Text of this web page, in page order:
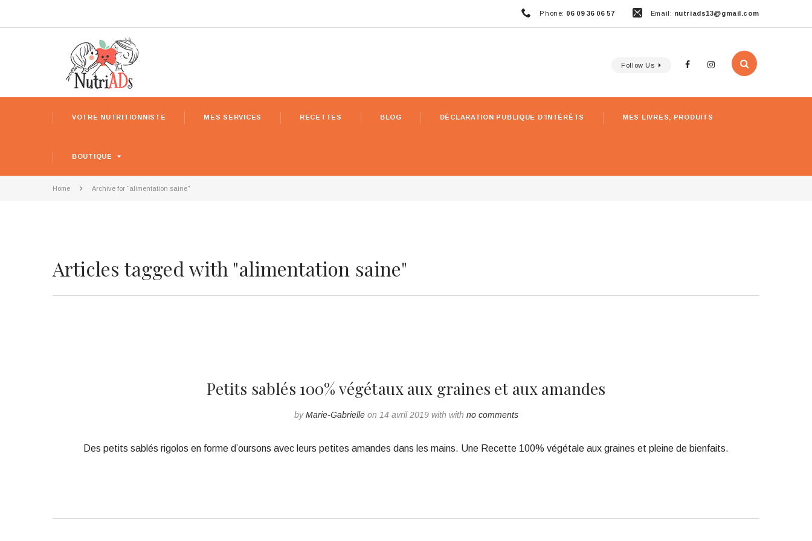
Phone: 06 09 36 06 57 Email: nutriads13@gmail.com
Follow Us
VOTRE NUTRITIONNISTE MES SERVICES RECETTES BLOG DÉCLARATION PUBLIQUE D’INTÉRÊTS MES LIVRES, PRODUITS
BOUTIQUE
Home Archive for "alimentation saine"
Articles tagged with "alimentation saine"
Petits sablés 100% végétaux aux graines et aux amandes
byMarie-Gabrielleon 14 avril 2019 with with no comments
Des petits sablés rigolos en forme d’oursons avec leurs petites amandes dans les mains. Une Recette 100% végétale aux graines et pleine de bienfaits.